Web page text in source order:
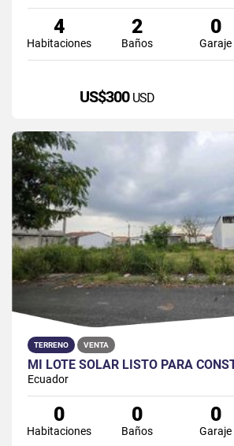
4
Habitaciones
2
Baños
0
Garaje
US$300 USD
TERRENO VENTA
MI LOTE SOLAR LISTO PARA
Ecuador
0
Habitaciones
0
Baños
0
Garaje